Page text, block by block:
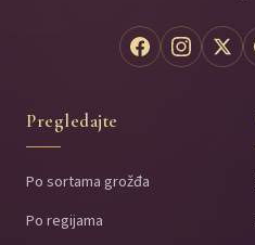
Pregledajte
Po sortama grožđa
Po regijama